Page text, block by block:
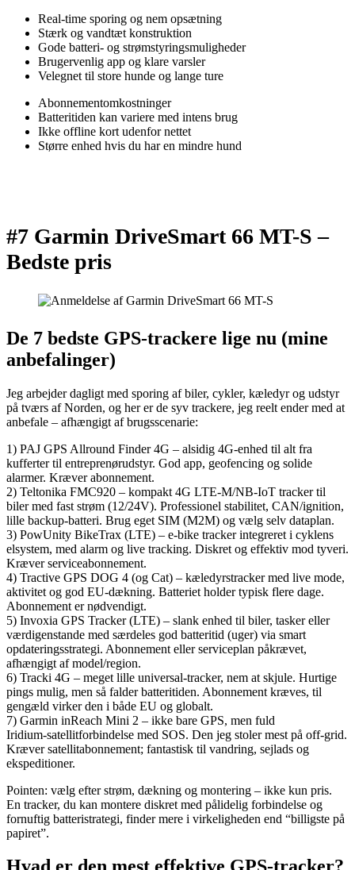
Real-time sporing og nem opsætning
Stærk og vandtæt konstruktion
Gode batteri- og strømstyringsmuligheder
Brugervenlig app og klare varsler
Velegnet til store hunde og lange ture
Abonnementomkostninger
Batteritiden kan variere med intens brug
Ikke offline kort udenfor nettet
Større enhed hvis du har en mindre hund
#7 Garmin DriveSmart 66 MT-S –
Bedste pris
De 7 bedste GPS‑trackere lige nu (mine
anbefalinger)
Jeg arbejder dagligt med sporing af biler, cykler, kæledyr og udstyr
på tværs af Norden, og her er de syv trackere, jeg reelt ender med at
anbefale – afhængigt af brugsscenarie:
1) PAJ GPS Allround Finder 4G – alsidig 4G‑enhed til alt fra
kufferter til entreprenørudstyr. God app, geofencing og solide
alarmer. Kræver abonnement.
2) Teltonika FMC920 – kompakt 4G LTE‑M/NB‑IoT tracker til
biler med fast strøm (12/24V). Professionel stabilitet, CAN/ignition,
lille backup‑batteri. Brug eget SIM (M2M) og vælg selv dataplan.
3) PowUnity BikeTrax (LTE) – e‑bike tracker integreret i cyklens
elsystem, med alarm og live tracking. Diskret og effektiv mod tyveri.
Kræver serviceabonnement.
4) Tractive GPS DOG 4 (og Cat) – kæledyrstracker med live mode,
aktivitet og god EU‑dækning. Batteriet holder typisk flere dage.
Abonnement er nødvendigt.
5) Invoxia GPS Tracker (LTE) – slank enhed til biler, tasker eller
værdigenstande med særdeles god batteritid (uger) via smart
opdateringsstrategi. Abonnement eller serviceplan påkrævet,
afhængigt af model/region.
6) Tracki 4G – meget lille universal‑tracker, nem at skjule. Hurtige
pings mulig, men så falder batteritiden. Abonnement kræves, til
gengæld virker den i både EU og globalt.
7) Garmin inReach Mini 2 – ikke bare GPS, men fuld
Iridium‑satellitforbindelse med SOS. Den jeg stoler mest på off‑grid.
Kræver satellitabonnement; fantastisk til vandring, sejlads og
ekspeditioner.
Pointen: vælg efter strøm, dækning og montering – ikke kun pris.
En tracker, du kan montere diskret med pålidelig forbindelse og
fornuftig batteristrategi, finder mere i virkeligheden end “billigste på
papiret”.